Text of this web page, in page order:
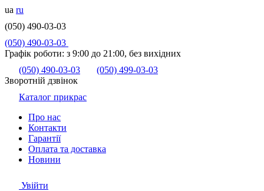
ua ru
(050) 490-03-03
(050) 490-03-03
Графік роботи: з 9:00 до 21:00, без вихідних
(050) 490-03-03
(050) 499-03-03
Зворотній дзвінок
Каталог прикрас
Про нас
Контакти
Гарантії
Оплата та доставка
Новини
Увійти